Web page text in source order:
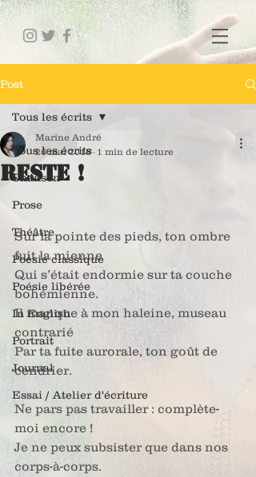
Post
Tous les écrits
Chanson
Prose
Théâtre
Poésie classique
Poésie libérée
In English
Portrait
Journal
Essai / Atelier d'écriture
Tous les écrits
Reste !
Marine André
26 mai 2018
1 min de lecture
Sur la pointe des pieds, ton ombre
fuit la mienne
Qui s’était endormie sur ta couche
bohémienne.
Il manque à mon haleine, museau
contrarié
Par ta fuite aurorale, ton goût de
cendrier.
Ne pars pas travailler : complète-
moi encore !
Je ne peux subsister que dans nos
corps-à-corps.